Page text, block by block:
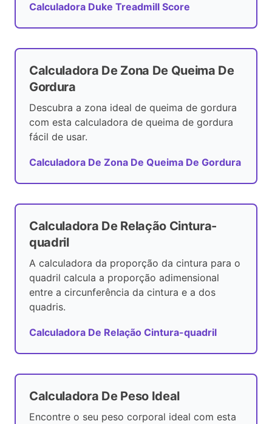
Calculadora Duke Treadmill Score
Calculadora De Zona De Queima De
Gordura
Descubra a zona ideal de queima de gordura
com esta calculadora de queima de gordura
fácil de usar.
Calculadora De Zona De Queima De Gordura
Calculadora De Relação Cintura-
quadril
A calculadora da proporção da cintura para o
quadril calcula a proporção adimensional
entre a circunferência da cintura e a dos
quadris.
Calculadora De Relação Cintura-quadril
Calculadora De Peso Ideal
Encontre o seu peso corporal ideal com esta